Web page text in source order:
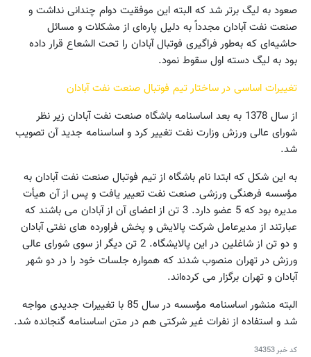
صعود به لیگ برتر شد که البته این موفقیت دوام چندانی نداشت و
صنعت نفت آبادان مجدداً به دلیل پاره‌ای از مشکلات و مسائل
حاشیه‌ای که به‌طور فراگیری فوتبال آبادان را تحت الشعاع قرار داده
بود به لیگ دسته اول سقوط نمود.
تغییرات اساسی در ساختار تیم فوتبال صنعت نفت آبادان
از سال 1378 به بعد اساسنامه باشگاه صنعت نفت آبادان زیر نظر
شورای عالی ورزش وزارت نفت تغییر کرد و اساسنامه جدید آن تصویب
شد.
به این شکل که ابتدا نام باشگاه از تیم فوتبال صنعت نفت آبادان به
مؤسسه فرهنگی ورزشی صنعت نفت تعییر یافت و پس از آن هیأت
مدیره بود که 5 عضو دارد. 3 تن از اعضای آن از آبادان می باشند که
عبارتند از مدیرعامل شرکت پالایش و پخش فراورده های نفتی آبادان
و دو تن از شاغلین در این پالایشگاه. 2 تن دیگر از سوی شورای عالی
ورزش در تهران منصوب شدند که همواره جلسات خود را در دو شهر
آبادان و تهران برگزار می کرده‌اند.
البته منشور اساسنامه مؤسسه در سال 85 با تغییرات جدیدی مواجه
شد و استفاده از نفرات غیر شرکتی هم در متن اساسنامه گنجانده شد.
کد خبر34353